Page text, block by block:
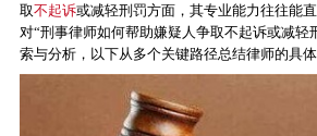
取不起诉或减轻刑罚方面，其专业能力往往能
对“刑事律师如何帮助嫌疑人争取不起诉或减轻
索与分析，以下从多个关键路径总结律师的具体